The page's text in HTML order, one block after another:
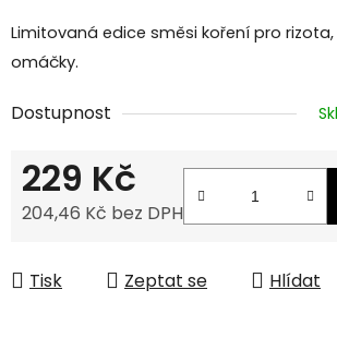
Limitovaná edice směsi koření pro
omáčky.
Dostupnost
229 Kč
204,46 Kč bez DPH
Tisk Zeptat se Hlídat